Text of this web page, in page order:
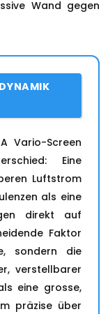
Wand gegen
Vario-Screen
Eine
Luftstrom
als eine
direkt auf
Faktor
sondern die
verstellbarer
eine grosse,
präzise über